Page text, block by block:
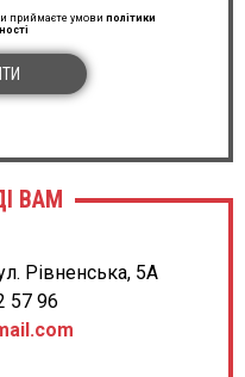
приймаєте умови політики
ВАМ
Рівненська, 5А
57 96